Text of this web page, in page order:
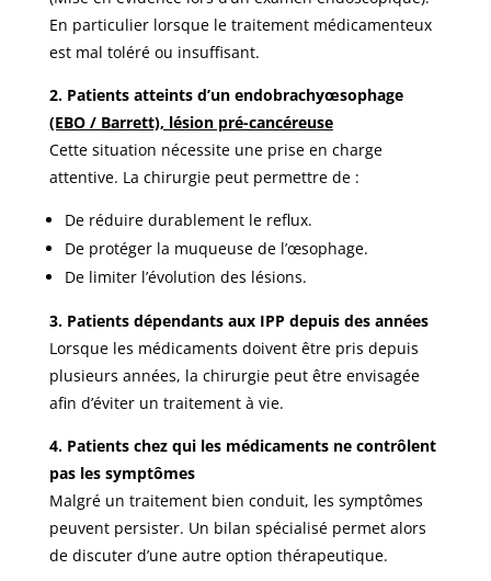
En particulier lorsque le traitement médicamenteux
est mal toléré ou insuffisant.
2. Patients atteints d’un endobrachyœsophage
(EBO / Barrett), lésion pré-cancéreuse
Cette situation nécessite une prise en charge
attentive. La chirurgie peut permettre de :
De réduire durablement le reflux.
De protéger la muqueuse de l’œsophage.
De limiter l’évolution des lésions.
3. Patients dépendants aux IPP depuis des années
Lorsque les médicaments doivent être pris depuis
plusieurs années, la chirurgie peut être envisagée
afin d’éviter un traitement à vie.
4. Patients chez qui les médicaments ne contrôlent
pas les symptômes
Malgré un traitement bien conduit, les symptômes
peuvent persister. Un bilan spécialisé permet alors
de discuter d’une autre option thérapeutique.